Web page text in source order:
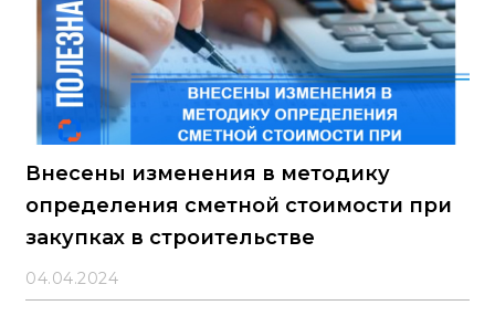
Внесены изменения в методику
определения сметной стоимости при
закупках в строительстве
04.04.2024